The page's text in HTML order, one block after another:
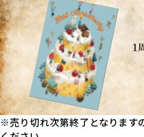
※売り切れ次第終了となります